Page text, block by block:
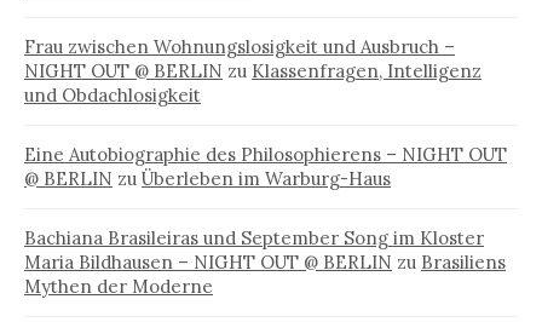
Frau zwischen Wohnungslosigkeit und Ausbruch –
NIGHT OUT @ BERLIN zu Klassenfragen, Intelligenz
und Obdachlosigkeit
Eine Autobiographie des Philosophierens – NIGHT OUT
@ BERLIN zu Überleben im Warburg-Haus
Bachiana Brasileiras und September Song im Kloster
Maria Bildhausen – NIGHT OUT @ BERLIN zu Brasiliens
Mythen der Moderne